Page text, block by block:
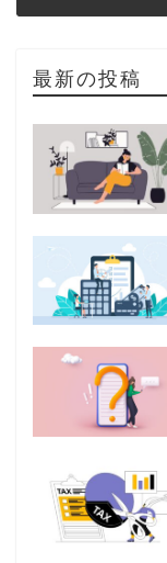
最新の投稿